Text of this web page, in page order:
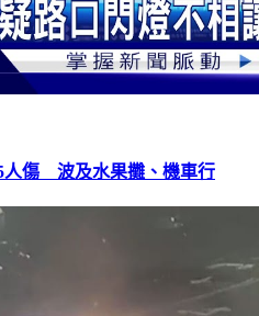
人傷 波及水果攤、機車行